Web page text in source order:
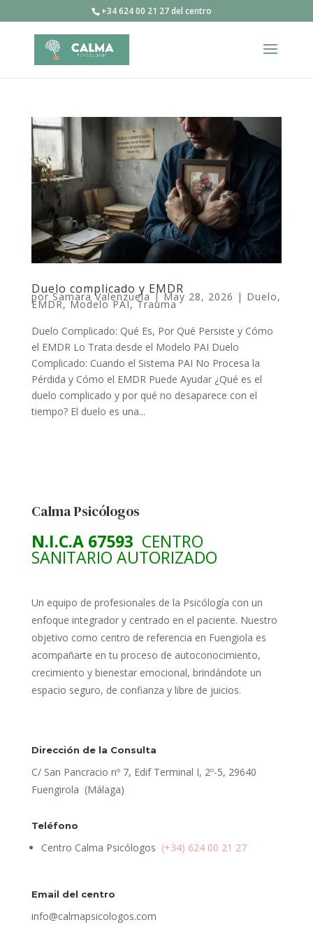
+34 624 00 21 27 del centro
Duelo complicado y EMDR
porSamara Valenzuela|May 28, 2026 | Duelo,
EMDR,Modelo PAI,Trauma
Duelo Complicado: Qué Es, Por Qué Persiste y Cómo
el EMDR Lo Trata desde el Modelo PAI Duelo
Complicado: Cuando el Sistema PAI No Procesa la
Pérdida y Cómo el EMDR Puede Ayudar ¿Qué es el
duelo complicado y por qué no desaparece con el
tiempo? El duelo es una...
Calma Psicólogos
N.I.C.A 67593 CENTRO
SANITARIO AUTORIZADO
Un equipo de profesionales de la Psicólogía con un
enfoque integrador y centrado en el paciente. Nuestro
objetivo como centro de referencia en Fuengiola es
acompañarte en tu proceso de autoconocimiento,
crecimiento y bienestar emocional, brindándote un
espacio seguro, de confianza y libre de juicios.
Dirección de la Consulta
C/ San Pancracio nº 7, Edif Terminal I, 2º-5, 29640
Fuengirola (Málaga)
Teléfono
Centro Calma Psicólogos (+34) 624 00 21 27
Email del centro
info@calmapsicologos.com